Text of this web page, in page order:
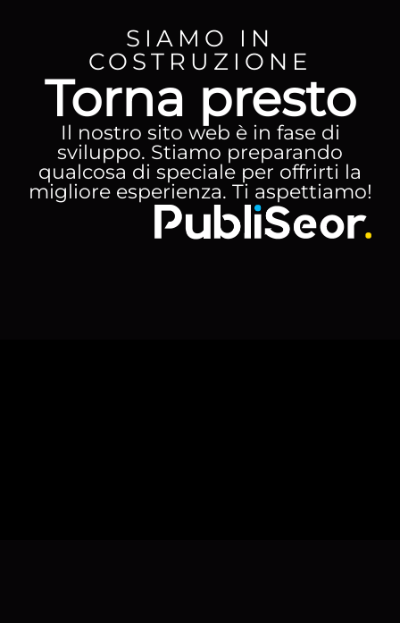
SIAMO IN
COSTRUZIONE
Torna presto
Il nostro sito web è in fase di
sviluppo. Stiamo preparando
qualcosa di speciale per offrirti la
migliore esperienza. Ti aspettiamo!